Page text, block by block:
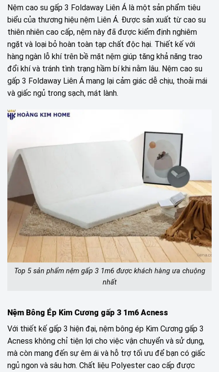
Nệm cao su gấp 3 Foldaway Liên Á là một sản phẩm tiêu
biểu của thương hiệu nệm Liên Á. Được sản xuất từ cao su
thiên nhiên cao cấp, nệm này đã được kiểm định nghiêm
ngặt và loại bỏ hoàn toàn tạp chất độc hại. Thiết kế với
hàng ngàn lỗ khí trên bề mặt nệm giúp tăng khả năng trao
đổi khí và tránh tình trạng hầm bí khi nằm lâu. Nệm cao su
gấp 3 Foldaway Liên Á mang lại cảm giác dễ chịu, thoải mái
và giấc ngủ trong sạch, mát lành.
Top 5 sản phẩm nệm gấp 3 1m6 được khách hàng ưa chuộng
nhất
Nệm Bông Ép Kim Cương gấp 3 1m6 Acness
Với thiết kế gấp 3 hiện đại, nệm bông ép Kim Cương gấp 3
Acness không chỉ tiện lợi cho việc vận chuyển và sử dụng,
mà còn mang đến sự êm ái và hỗ trợ tối ưu để bạn có giấc
ngủ ngon và sâu hơn. Chất liệu Polyester cao cấp được